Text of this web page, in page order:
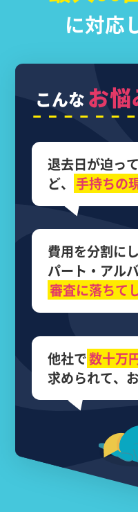
に対応
こんなお悩
退去日が迫っ
ど、 手持ちの
費用を分割に
パート・アル
審査に落ちて
他社で数十万
求められて、